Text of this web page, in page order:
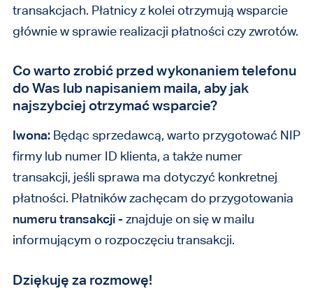
transakcjach. Płatnicy z kolei otrzymują wsparcie
głównie w sprawie realizacji płatności czy zwrotów.
Co warto zrobić przed wykonaniem telefonu
do Was lub napisaniem maila, aby jak
najszybciej otrzymać wsparcie?
Iwona:Będąc sprzedawcą, warto przygotować NIP
firmy lub numer ID klienta, a także numer
transakcji, jeśli sprawa ma dotyczyć konkretnej
płatności. Płatników zachęcam do przygotowania
numeru transakcji- znajduje on się w mailu
informującym o rozpoczęciu transakcji.
Dziękuję za rozmowę!